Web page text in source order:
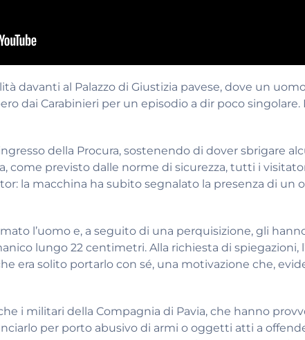
davanti al Palazzo di Giustizia pavese, dove un
dai Carabinieri per un episodio a dir poco singolare.
della Procura, sostenendo di dover sbrigare
come previsto dalle norme di sicurezza, tutti i
la macchina ha subito segnalato la presenza di un
l’uomo e, a seguito di una perquisizione, gli
lungo 22 centimetri. Alla richiesta di spiegazioni,
era solito portarlo con sé, una motivazione che,
i militari della Compagnia di Pavia, che hanno
per porto abusivo di armi o oggetti atti a